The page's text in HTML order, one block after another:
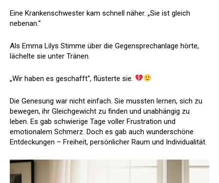
Eine Krankenschwester kam schnell näher. „Sie ist gleich
nebenan.“
Als Emma Lilys Stimme über die Gegensprechanlage hörte,
lächelte sie unter Tränen.
„Wir haben es geschafft“, flüsterte sie.
Die Genesung war nicht einfach. Sie mussten lernen, sich zu
bewegen, ihr Gleichgewicht zu finden und unabhängig zu
leben. Es gab schwierige Tage voller Frustration und
emotionalem Schmerz. Doch es gab auch wunderschöne
Entdeckungen – Freiheit, persönlicher Raum und Individualität.